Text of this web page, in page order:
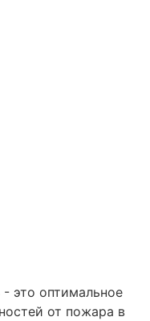
это оптимальное
от пожара в